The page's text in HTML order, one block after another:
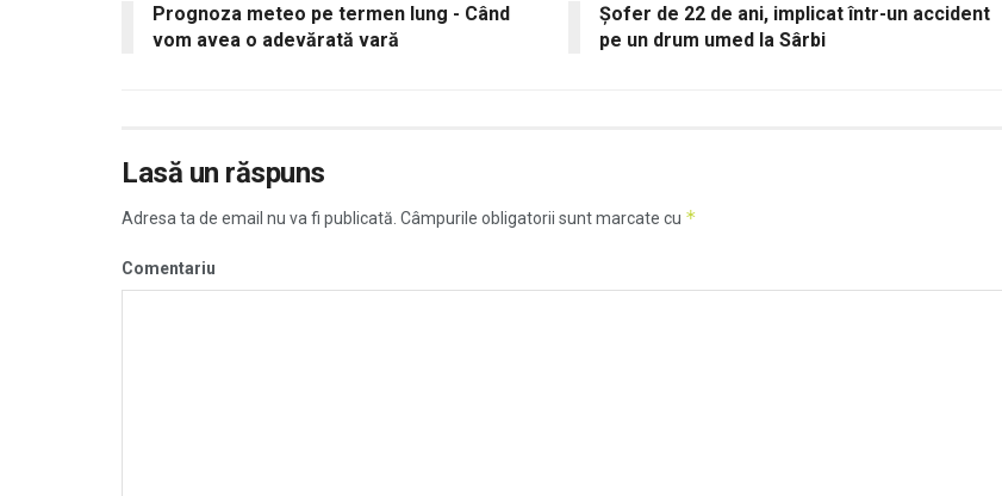
Prognoza meteo pe termen lung - Când
vom avea o adevărată vară
Șofer de 22 de ani, implicat într-un accident
pe un drum umed la Sârbi
Lasă un răspuns
Adresa ta de email nu va fi publicată. Câmpurile obligatorii sunt marcate cu *
Comentariu